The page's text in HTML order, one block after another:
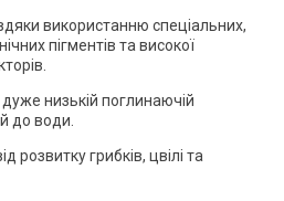
використанню спеціальних,
пігментів та високої
низькій поглинаючій
до води.
розвитку грибків, цвілі та